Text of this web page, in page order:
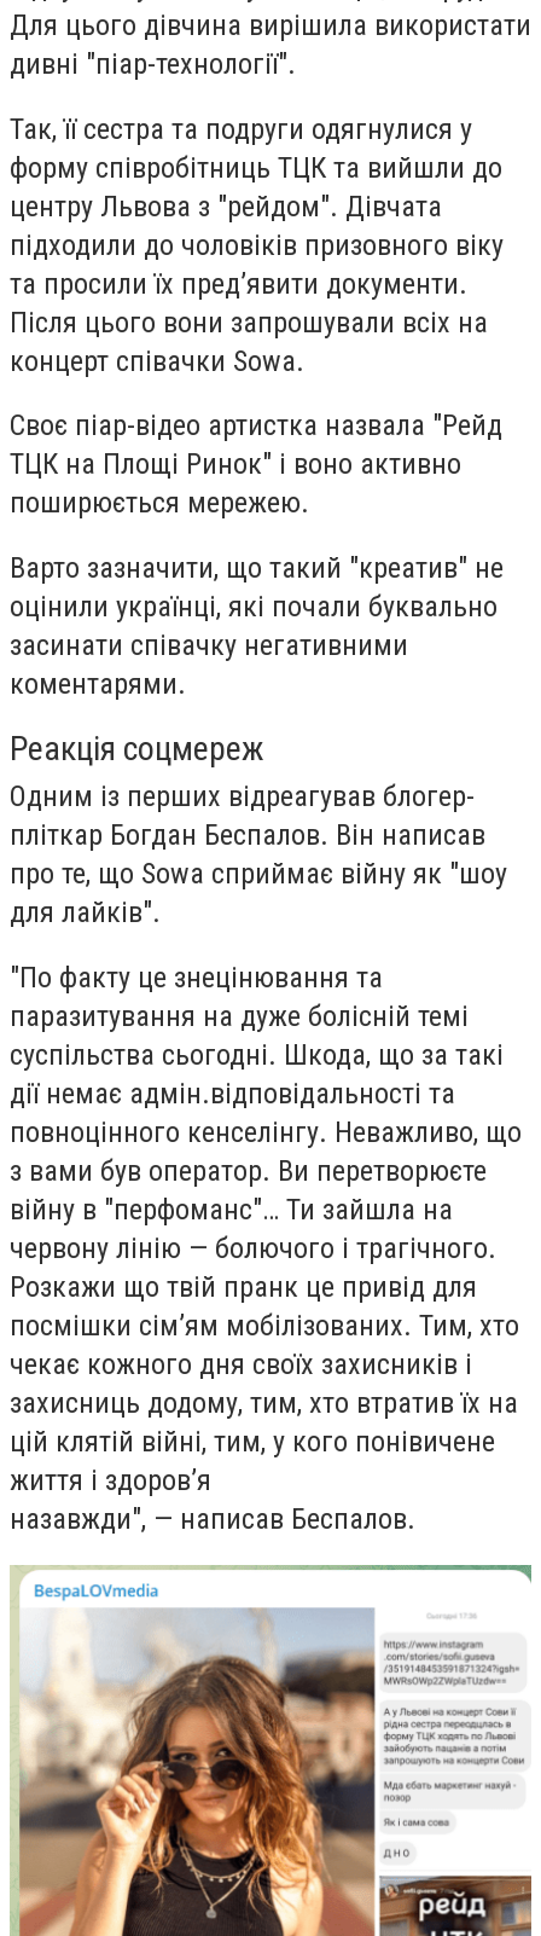
Для цього дівчина вирішила використати
дивні "піар-технології".
Так, її сестра та подруги одягнулися у
форму співробітниць ТЦК та вийшли до
центру Львова з "рейдом". Дівчата
підходили до чоловіків призовного віку
та просили їх пред’явити документи.
Після цього вони запрошували всіх на
концерт співачки Sowa.
Своє піар-відео артистка назвала "Рейд
ТЦК на Площі Ринок" і воно активно
поширюється мережею.
Варто зазначити, що такий "креатив" не
оцінили українці, які почали буквально
засинати співачку негативними
коментарями.
Реакція соцмереж
Одним із перших відреагував блогер-
пліткар Богдан Беспалов. Він написав
про те, що Sowa сприймає війну як "шоу
для лайків".
"По факту це знецінювання та
паразитування на дуже болісній темі
суспільства сьогодні. Шкода, що за такі
дії немає адмін.відповідальності та
повноцінного кенселінгу. Неважливо, що
з вами був оператор. Ви перетворюєте
війну в "перфоманс"… Ти зайшла на
червону лінію — болючого і трагічного.
Розкажи що твій пранк це привід для
посмішки сімʼям мобілізованих. Тим, хто
чекає кожного дня своїх захисників і
захисниць додому, тим, хто втратив їх на
цій клятій війні, тим, у кого понівичене
життя і здоровʼя
назавжди", — написав Беспалов.